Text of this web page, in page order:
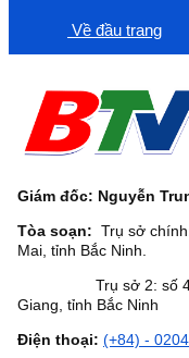
Về đầu trang
Giám đốc: Nguyễn
Tòa soạn: Trụ sở
Mai, tỉnh Bắc Ninh.
Trụ sở 2: số 49
Giang, tỉnh Bắc Ninh
Điện thoại: (+84) -